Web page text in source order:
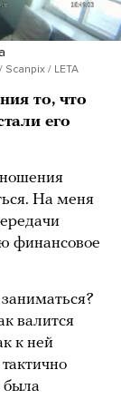
/ LETA
то, что
его
На меня
финансовое
валится
к ней
была